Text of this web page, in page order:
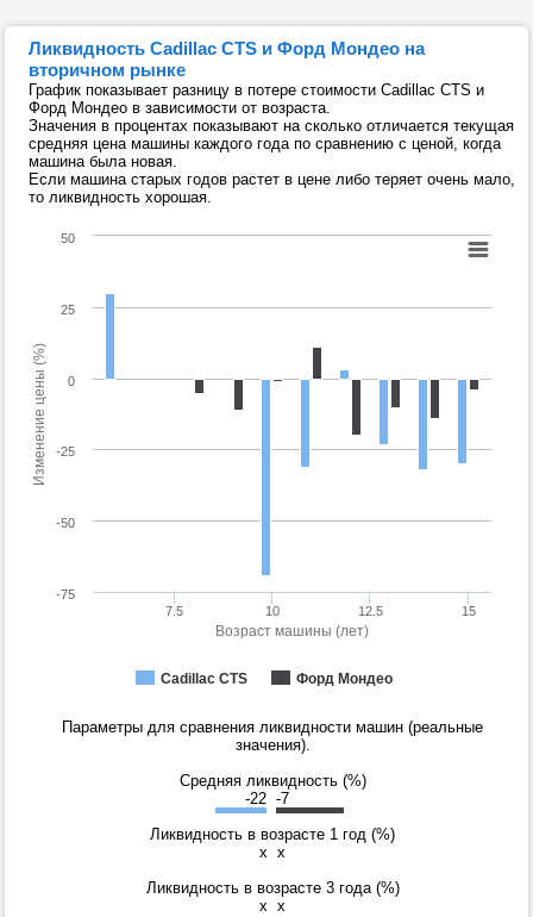
Ликвидность Cadillac CTS и Форд Мондео на
вторичном рынке
График показывает разницу в потере стоимости Cadillac CTS и
Форд Мондео в зависимости от возраста.
Значения в процентах показывают на сколько отличается текущая
средняя цена машины каждого года по сравнению с ценой, когда
машина была новая.
Если машина старых годов растет в цене либо теряет очень мало,
то ликвидность хорошая.
Возраст машины (лет)
Изменение цены (%)
Cadillac CTS Форд Мондео
7.5 10 12.5 15
0
-75
-50
-25
25
50
Параметры для сравнения ликвидности машин (реальные
значения).
Средняя ликвидность (%)
-22 -7
Ликвидность в возрасте 1 год (%)
x x
Ликвидность в возрасте 3 года (%)
x x